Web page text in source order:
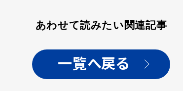
あわせて読みたい関連記事
一覧へ戻る